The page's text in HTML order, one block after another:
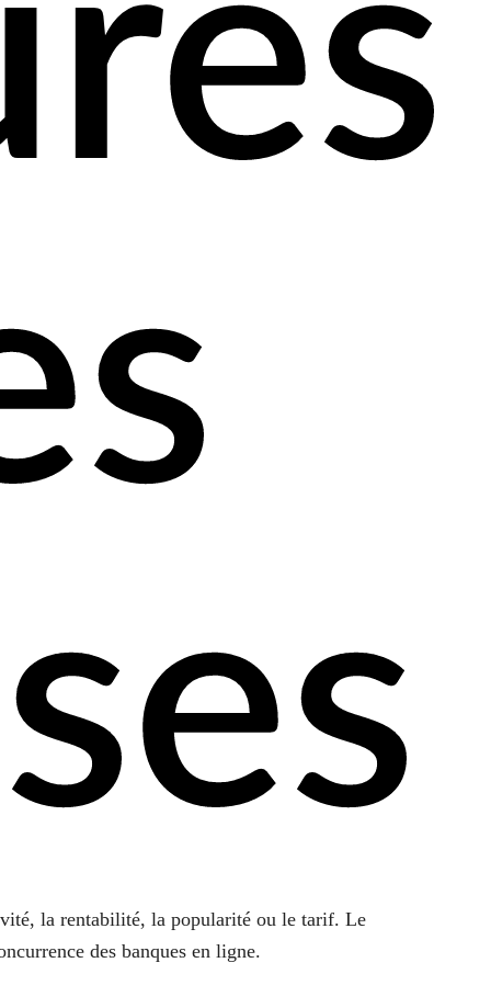
la rentabilité, la popularité ou le tarif. Le
des banques en ligne.